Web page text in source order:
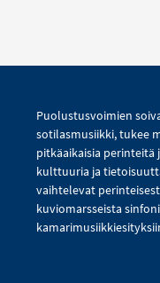
Puolustusvoimien
sotilasmusiikki, tukee
pitkäaikaisia perinteitä
kulttuuria ja
vaihtelevat
kuviomarsseista